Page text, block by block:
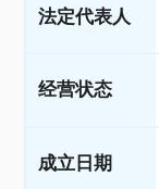
法定代表人
经营状态
成立日期